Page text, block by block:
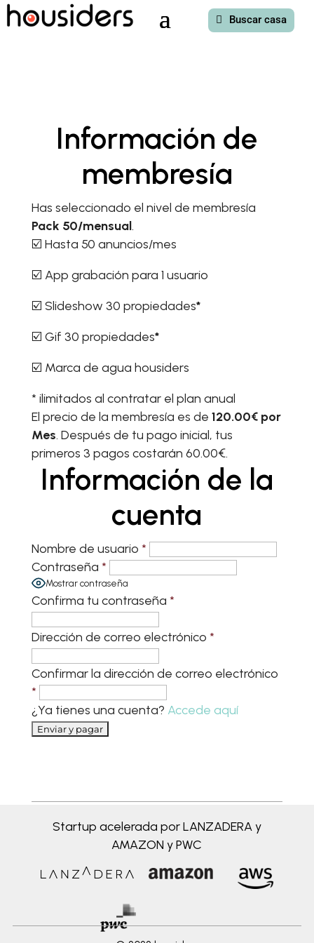
Buscar casa
Información de
membresía
Has seleccionado el nivel de membresía
Pack 50/mensual.
☑️ Hasta 50 anuncios/mes
☑️ App grabación para 1 usuario
☑️ Slideshow 30 propiedades*
☑️ Gif 30 propiedades*
☑️ Marca de agua housiders
* ilimitados al contratar el plan anual
El precio de la membresía es de 120.00€ por
Mes. Después de tu pago inicial, tus
primeros 3 pagos costarán 60.00€.
Información de la
cuenta
Nombre de usuario *
Contraseña *
Mostrar contraseña
Confirma tu contraseña *
Dirección de correo electrónico *
Confirmar la dirección de correo electrónico
*
¿Ya tienes una cuenta? Accede aquí
Startup acelerada por LANZADERA y
AMAZON y PWC